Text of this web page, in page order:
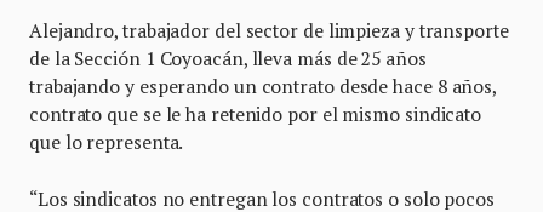
Alejandro, trabajador del sector de limpieza y transporte
de la Sección 1 Coyoacán, lleva más de 25 años
trabajando y esperando un contrato desde hace 8 años,
contrato que se le ha retenido por el mismo sindicato
que lo representa.
“Los sindicatos no entregan los contratos o solo pocos